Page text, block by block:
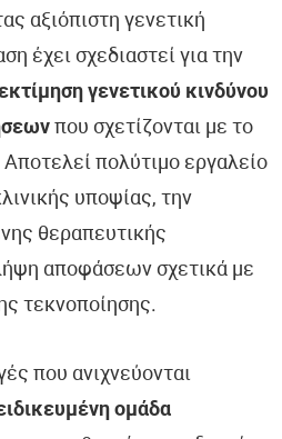
αξιόπιστη γενετική
έχει σχεδιαστεί για την
γενετικού κινδύνου
που σχετίζονται με το
Αποτελεί πολύτιμο εργαλείο
υποψίας, την
θεραπευτικής
αποφάσεων σχετικά με
τεκνοποίησης.
που ανιχνεύονται
ομάδα